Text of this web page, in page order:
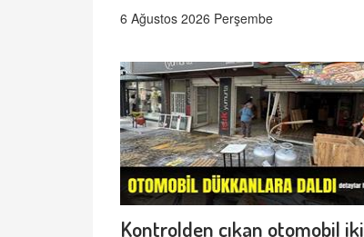
6 Ağustos 2026 Perşembe
Kontrolden çıkan otomobil iki